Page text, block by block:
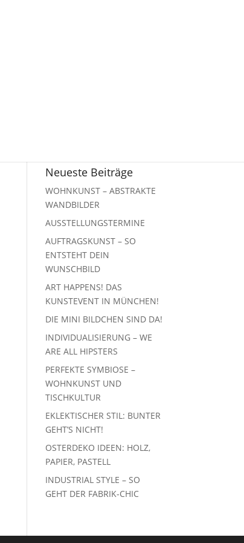
Neueste Beiträge
WOHNKUNST – ABSTRAKTE
WANDBILDER
AUSSTELLUNGSTERMINE
AUFTRAGSKUNST – SO
ENTSTEHT DEIN
WUNSCHBILD
ART HAPPENS! DAS
KUNSTEVENT IN MÜNCHEN!
DIE MINI BILDCHEN SIND DA!
INDIVIDUALISIERUNG – WE
ARE ALL HIPSTERS
PERFEKTE SYMBIOSE –
WOHNKUNST UND
TISCHKULTUR
EKLEKTISCHER STIL: BUNTER
GEHT’S NICHT!
OSTERDEKO IDEEN: HOLZ,
PAPIER, PASTELL
INDUSTRIAL STYLE – SO
GEHT DER FABRIK-CHIC